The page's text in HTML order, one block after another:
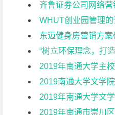
齐鲁证券公司网络
WHUT创业园管理的调研
东迈健身房营销方
“树立环保理念，打造绿色园区”——2019年南
2019年南通大学主校区首届“传承
2019南通大学文学院学生“无
2019年南通大学文学院
2019年南通市崇川区青少年